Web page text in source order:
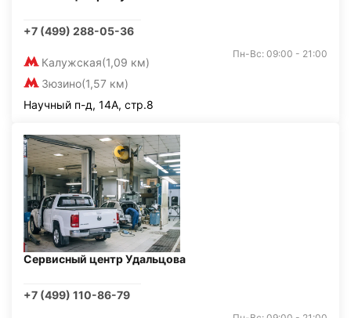
+7 (499) 288-05-36
Калужская(1,09 км)
Зюзино(1,57 км)
Пн-Вс: 09:00 - 21:00
Научный п-д, 14А, стр.8
Сервисный центр Удальцова
+7 (499) 110-86-79